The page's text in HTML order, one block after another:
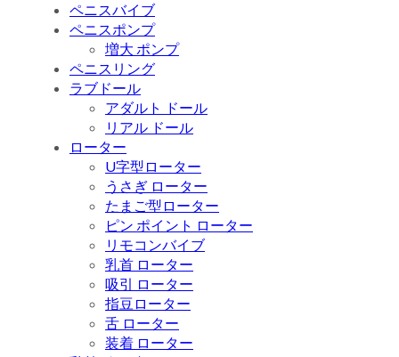
ペニスバイブ
ペニスポンプ
増大 ポンプ
ペニスリング
ラブドール
アダルト ドール
リアル ドール
ローター
U字型ローター
うさぎ ローター
たまご型ローター
ピン ポイント ローター
リモコンバイブ
乳首 ローター
吸引 ローター
指豆ローター
舌 ローター
装着 ローター